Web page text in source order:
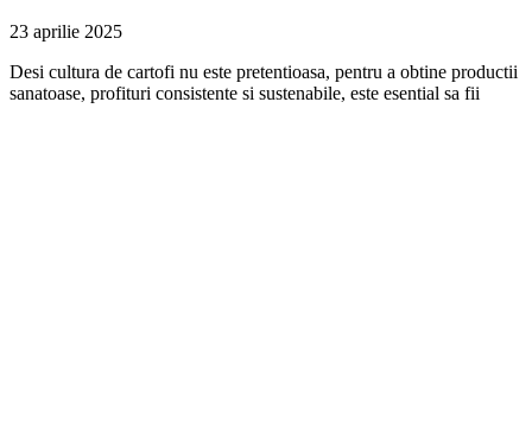
23 aprilie 2025
Desi cultura de cartofi nu este pretentioasa, pentru a obtine productii
sanatoase, profituri consistente si sustenabile, este esential sa fii